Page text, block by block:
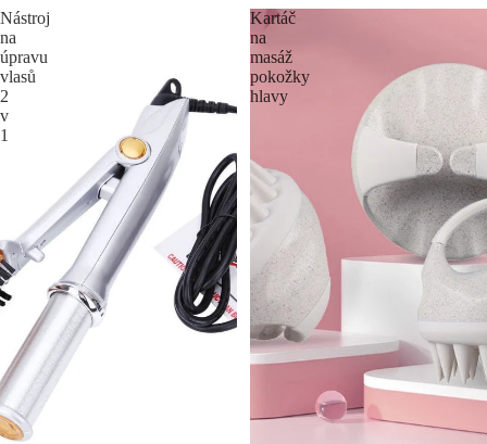
Nástroj
na
úpravu
vlasů
2
v
1
Kartáč
na
masáž
pokožky
hlavy